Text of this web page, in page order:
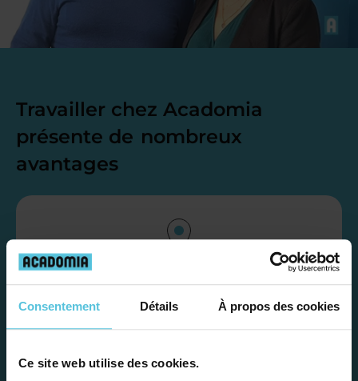
Consentement Détails À propos des cookies
Ce site web utilise des cookies.
Travailler chez Acadomia
présente de nombreux
avantages
Enseignez près de chez vous, selon
vos horaires
accompagnement, nous organisons votre